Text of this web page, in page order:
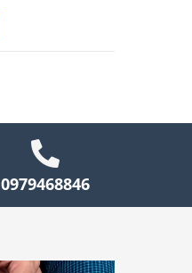
0979468846